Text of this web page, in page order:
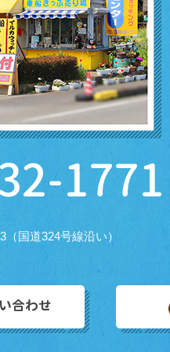
1771
国道324号線沿い）
合わせ